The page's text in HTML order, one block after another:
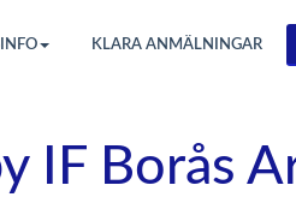
KLARA ANMÄLNINGAR
IF Borås